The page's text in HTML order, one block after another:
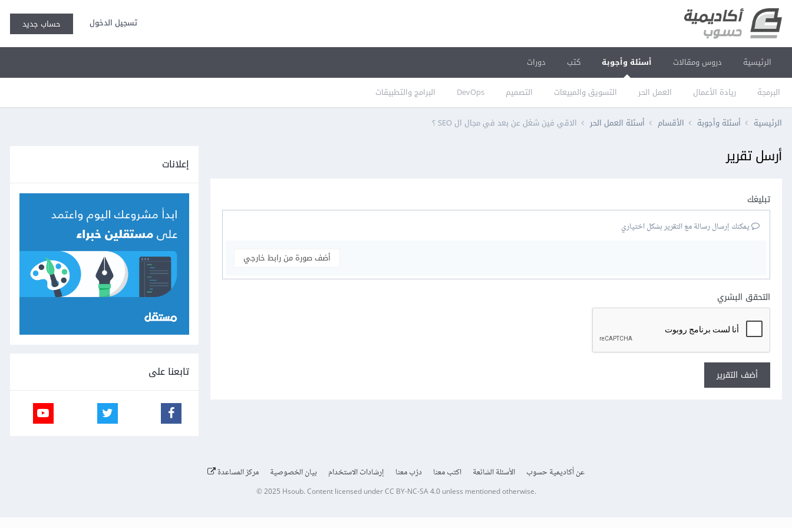
تسجيل الدخول حساب جديد
الرئيسية دروس ومقالات أسئلة وأجوبة
البرمجة ريادة الأعمال العمل الحر التسويق والمبيعات التصميم DevOps البرامج والتطبيقات
كتب دورات
الرئيسية أسئلة وأجوبة الأقسام أسئلة العمل الحر الاقي فين شغل عن بعد في مجال ال SEO ؟
أرسل تقرير
تبليغك
يمكنك إرسال رسالة مع التقرير بشكل اختياري
أضف صورة من رابط خارجي
التحقق البشري
أضف التقرير
إعلانات
تابعنا على
عن أكاديمية حسوب الأسئلة الشائعة اكتب معنا درّب معنا إرشادات الاستخدام بيان الخصوصية مركز المساعدة
© 2025 Hsoub.Content licensed underCC BY-NC-SA 4.0unless mentioned otherwise.